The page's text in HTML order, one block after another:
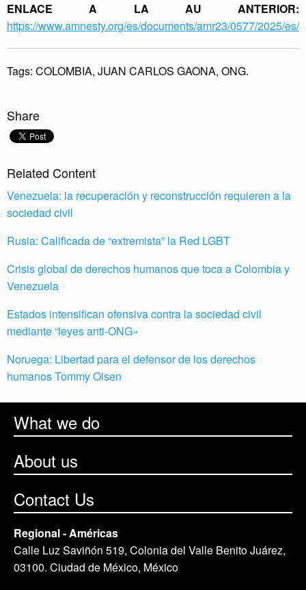
ENLACE A LA AU ANTERIOR:
https://www.amnesty.org/es/documents/amr23/0577/2025/es/
Tags: COLOMBIA, JUAN CARLOS GAONA, ONG.
Share
Related Content
Venezuela: la recuperación y reconstrucción requieren a la
sociedad civil
Rusia: Calificada de “extremista” la Red LGBT
Crisis global de derechos humanos que toca a Colombia y
Venezuela
Estados intensifican ofensiva contra la sociedad civil
mediante “leyes anti-ONG»
Noruega: Libertad para el defensor de los derechos
humanos Tommy Olsen
What we do
About us
Contact Us
Regional - Américas
Calle Luz Saviñón 519, Colonia del Valle Benito Juárez,
03100. Ciudad de México, México